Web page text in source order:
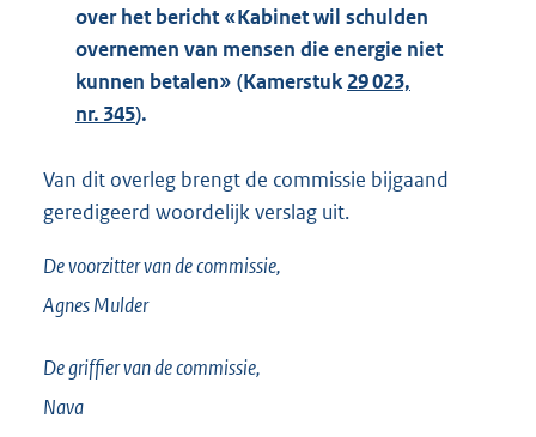
over het bericht «Kabinet wil schulden
overnemen van mensen die energie niet
kunnen betalen» (Kamerstuk 29 023,
nr. 345).
Van dit overleg brengt de commissie bijgaand
geredigeerd woordelijk verslag uit.
De voorzitter van de commissie,
AgnesMulder
De griffier van de commissie,
Nava